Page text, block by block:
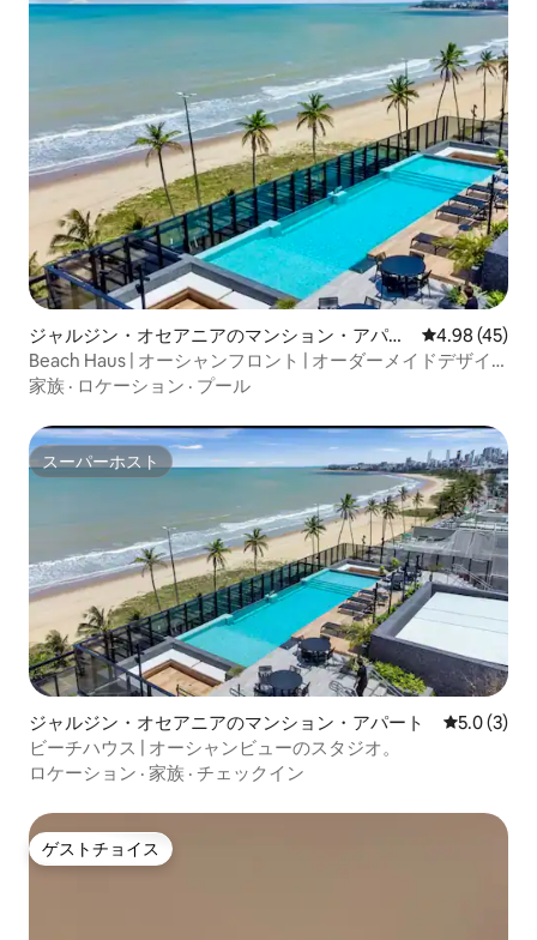
ジャルジン・オセアニアのマンション・アパー
ト
レビュー45
4.98 (45)
​Beach Haus | オーシャンフロント | オーダーメイドデザイ
ンのフラット
家族 · ロケーション · プール
スーパーホスト
スーパーホスト
ジャルジン・オセアニアのマンション・アパート レビュー3
5.0 (3)
ビーチハウス | オーシャンビューのスタジオ。
ロケーション · 家族 · チェックイン
ゲストチョイス
ゲストチョイス